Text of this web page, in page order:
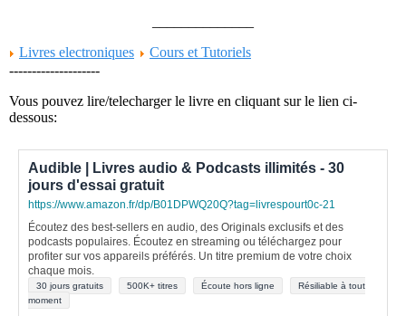
Livres electroniques
Cours et Tutoriels
--------------------
Vous pouvez lire/telecharger le livre en cliquant sur le lien ci-
dessous:
Audible | Livres audio & Podcasts illimités - 30
jours d'essai gratuit
https://www.amazon.fr/dp/B01DPWQ20Q?tag=livrespourt0c-21
Écoutez des best-sellers en audio, des Originals exclusifs et des
podcasts populaires. Écoutez en streaming ou téléchargez pour
profiter sur vos appareils préférés. Un titre premium de votre choix
chaque mois.
30 jours gratuits 500K+ titres Écoute hors ligne
Résiliable à tout
moment